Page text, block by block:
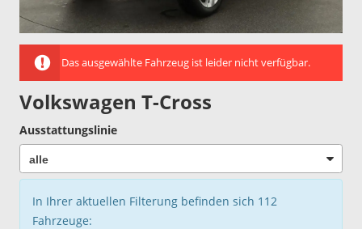
Das ausgewählte Fahrzeug ist leider nicht verfügbar.
Volkswagen T-Cross
Ausstattungslinie
In Ihrer aktuellen Filterung befinden sich 112
Fahrzeuge: